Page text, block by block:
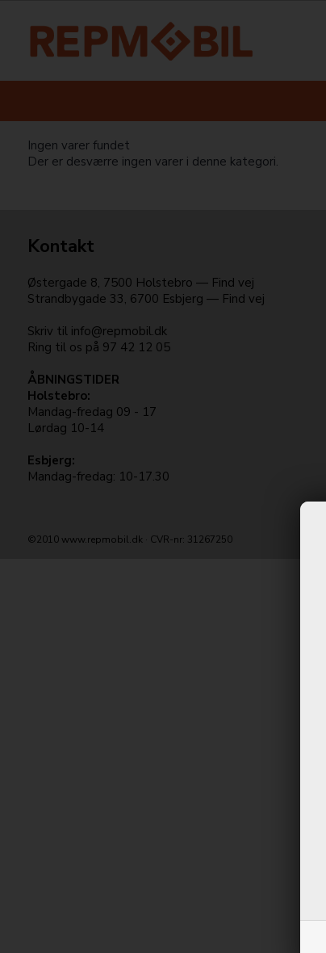
Ingen varer fundet
Der er desværre ingen varer i denne kategori.
Kontakt
Østergade 8, 7500 Holstebro — Find vej
Strandbygade 33, 6700 Esbjerg — Find vej
Skriv til info@repmobil.dk
Ring til os på 97 42 12 05
ÅBNINGSTIDER
Holstebro:
Mandag-fredag 09 - 17
Lørdag 10-14
Esbjerg:
Mandag-fredag: 10-17.30
©2010 www.repmobil.dk · CVR-nr: 31267250